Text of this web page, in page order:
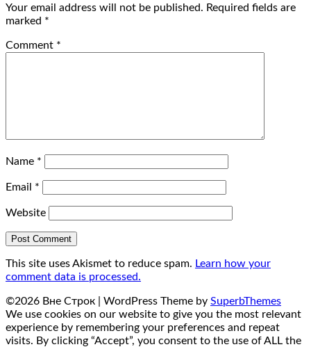
Your email address will not be published. Required fields are
marked *
Comment *
Name *
Email *
Website
This site uses Akismet to reduce spam. Learn how your
comment data is processed.
©2026 Вне Строк | WordPress Theme by SuperbThemes
We use cookies on our website to give you the most relevant
experience by remembering your preferences and repeat
visits. By clicking “Accept”, you consent to the use of ALL the